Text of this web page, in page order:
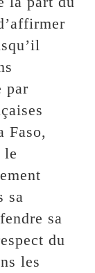
par
Faso,
le
sa
sa
du
les